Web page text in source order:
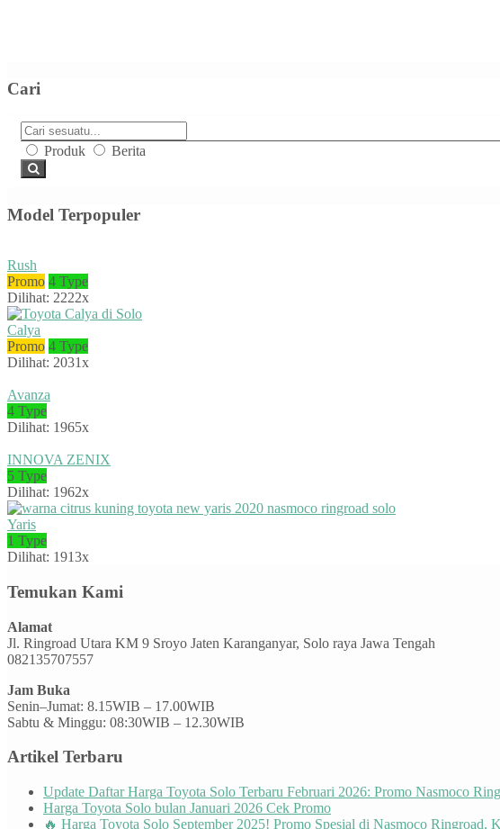
Cari
Produk Berita
Model Terpopuler
Rush
Promo 4 Type
Dilihat: 2222x
Calya
Promo 4 Type
Dilihat: 2031x
Avanza
4 Type
Dilihat: 1965x
INNOVA ZENIX
5 Type
Dilihat: 1962x
Yaris
1 Type
Dilihat: 1913x
Temukan Kami
Alamat
Jl. Ringroad Utara KM 9 Sroyo Jaten Karanganyar, Solo raya Jawa Tengah
082135707557
Jam Buka
Senin–Jumat: 8.15WIB – 17.00WIB
Sabtu & Minggu: 08:30WIB – 12.30WIB
Artikel Terbaru
Update Daftar Harga Toyota Solo Terbaru Februari 2026: Promo Nasmoco
Harga Toyota Solo bulan Januari 2026 Cek Promo
🔥 Harga Toyota Solo September 2025! Promo Spesial di Nasmoco Ringroad,